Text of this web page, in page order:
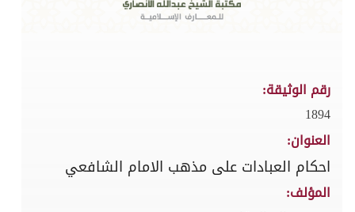
رقم الوثيقة:
1894
العنوان:
احكام العبادات على مذهب الامام الشافعي
المؤلف: